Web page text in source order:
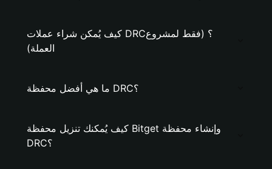
كيف يُمكن شراء عملات DRC؟ (فقط لمشروع
العملة)
ما هي أفضل محفظة DRC؟
كيف يُمكنك تنزيل محفظة Bitget وإنشاء محفظة
DRC؟